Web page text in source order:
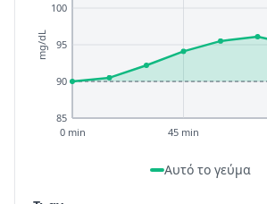
85
90
95
100
0 min 45 min
mg/dL
Αυτό το γεύμα